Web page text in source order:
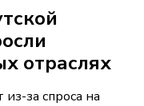
отраслях
за спроса на